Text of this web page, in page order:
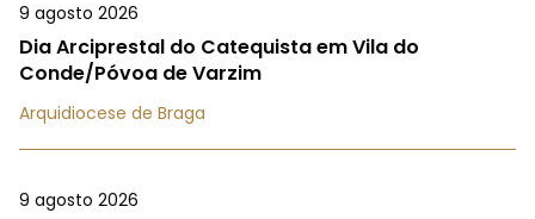
9 agosto 2026
Dia Arciprestal do Catequista em Vila do
Conde/Póvoa de Varzim
Arquidiocese de Braga
9 agosto 2026